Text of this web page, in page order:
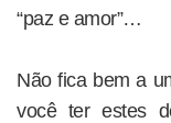
“paz e amor”…
Não fica bem a
você ter estes